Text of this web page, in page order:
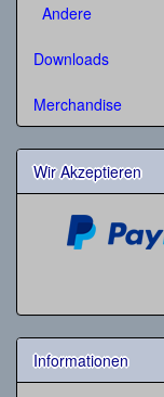
Andere
Downloads
Merchandise
Wir Akzeptieren
Informationen